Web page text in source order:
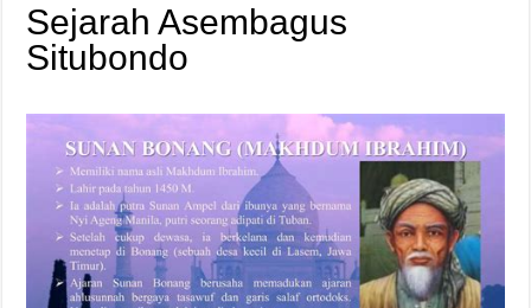
Sejarah Asembagus
Situbondo